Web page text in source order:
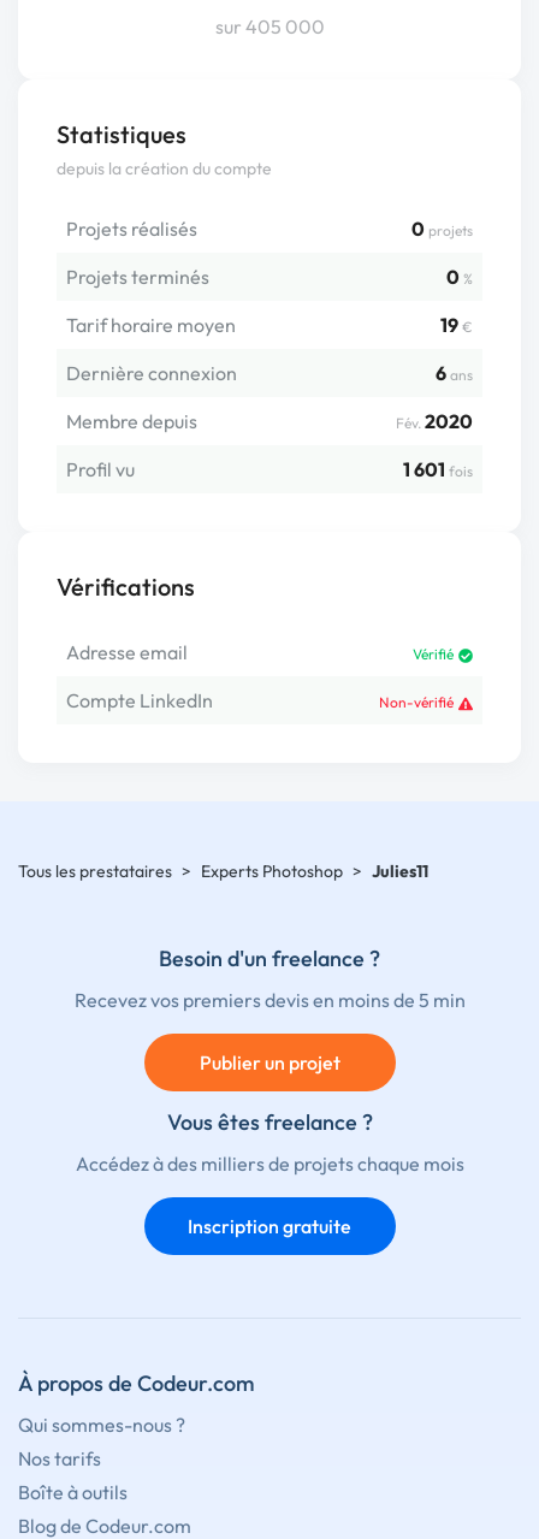
sur 405 000
Statistiques
depuis la création du compte
Projets réalisés 0 projets
Projets terminés 0 %
Tarif horaire moyen 19 €
Dernière connexion 6 ans
Membre depuis Fév. 2020
Profil vu
1 601 fois
Vérifications
Adresse email Vérifié
Compte LinkedIn Non-vérifié
Tous les prestataires > Experts Photoshop > Julies11
Besoin d'un freelance ?
Recevez vos premiers devis en moins de 5 min
Publier un projet
Vous êtes freelance ?
Accédez à des milliers de projets chaque mois
Inscription gratuite
À propos de Codeur.com
Qui sommes-nous ?
Nos tarifs
Boîte à outils
Blog de Codeur.com